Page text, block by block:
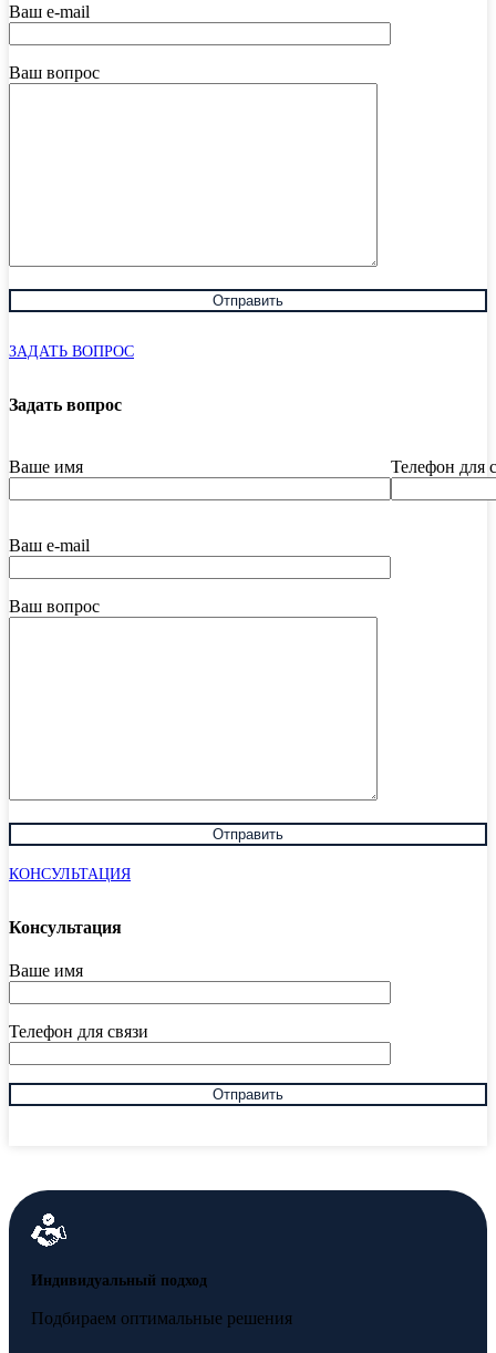
Ваш e-mail
Ваш вопрос
ЗАДАТЬ ВОПРОС
Задать вопрос
Ваше имя Телефон для
Ваш e-mail
Ваш вопрос
КОНСУЛЬТАЦИЯ
Консультация
Ваше имя
Телефон для связи
Индивидуальный подход
Подбираем оптимальные решения